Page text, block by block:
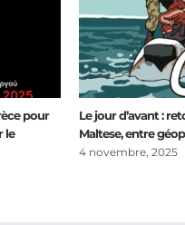
pour
le
Le jour d’avant :
Maltese, entre
4 novembre, 2025